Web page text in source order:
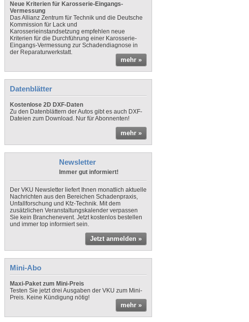
Neue Kriterien für Karosserie-Eingangs-
Vermessung
Das Allianz Zentrum für Technik und die Deutsche
Kommission für Lack und
Karosserieinstandsetzung empfehlen neue
Kriterien für die Durchführung einer Karosserie-
Eingangs-Vermessung zur Schadendiagnose in
der Reparaturwerkstatt.
mehr »
Datenblätter
Kostenlose 2D DXF-Daten
Zu den Datenblättern der Autos gibt es auch DXF-
Dateien zum Download. Nur für Abonnenten!
mehr »
Newsletter
Immer gut informiert!
Der VKU Newsletter liefert Ihnen monatlich aktuelle
Nachrichten aus den Bereichen Schadenpraxis,
Unfallforschung und Kfz-Technik. Mit dem
zusätzlichen Veranstaltungskalender verpassen
Sie kein Branchenevent. Jetzt kostenlos bestellen
und immer top informiert sein.
Jetzt anmelden »
Mini-Abo
Maxi-Paket zum Mini-Preis
Testen Sie jetzt drei Ausgaben der VKU zum Mini-
Preis. Keine Kündigung nötig!
mehr »